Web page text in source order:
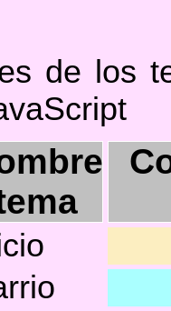
de los